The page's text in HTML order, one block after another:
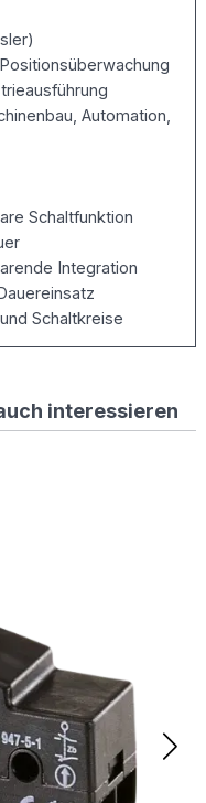
Automation,
Schaltfunktion
Integration
Schaltkreise
interessieren